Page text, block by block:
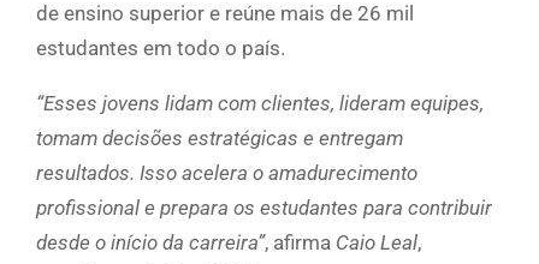
de ensino superior e reúne mais de 26 mil
estudantes em todo o país.
“Esses jovens lidam com clientes, lideram equipes,
tomam decisões estratégicas e entregam
resultados. Isso acelera o amadurecimento
profissional e prepara os estudantes para contribuir
desde o início da carreira”, afirma Caio Leal,